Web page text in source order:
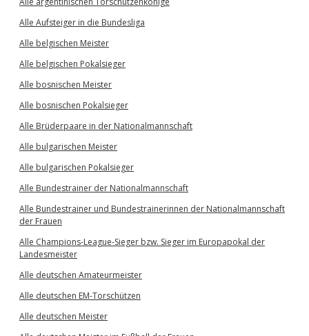
Alle Aufsteiger in die Bundesliga
Alle belgischen Meister
Alle belgischen Pokalsieger
Alle bosnischen Meister
Alle bosnischen Pokalsieger
Alle Brüderpaare in der Nationalmannschaft
Alle bulgarischen Meister
Alle bulgarischen Pokalsieger
Alle Bundestrainer der Nationalmannschaft
Alle Bundestrainer und Bundestrainerinnen der Nationalmannschaft
der Frauen
Alle Champions-League-Sieger bzw. Sieger im Europapokal der
Landesmeister
Alle deutschen Amateurmeister
Alle deutschen EM-Torschützen
Alle deutschen Meister